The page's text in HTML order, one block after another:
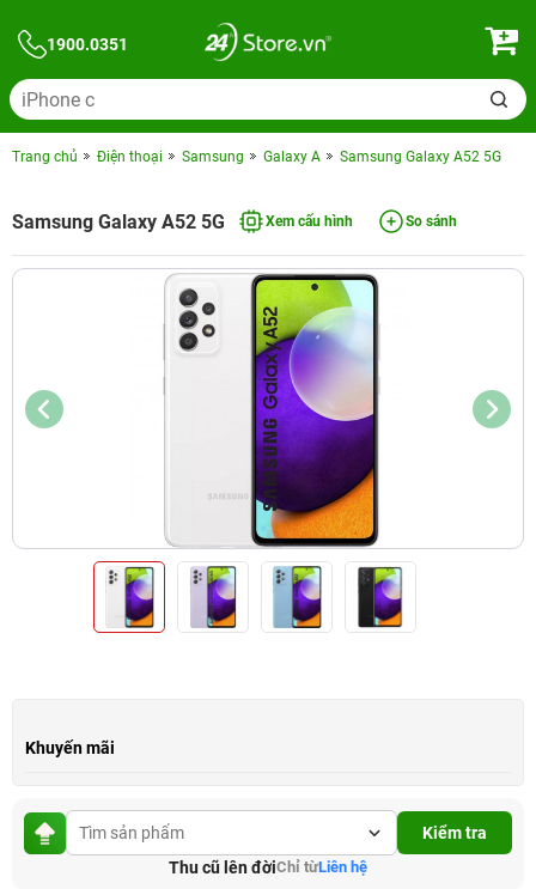
1900.0351
Trang chủ Điện thoại Samsung Galaxy A Samsung Galaxy A52 5G
Samsung Galaxy A52 5G Xem cấu hình So sánh
Khuyến mãi
Kiểm tra
Thu cũ lên đờiChỉ từLiên hệ